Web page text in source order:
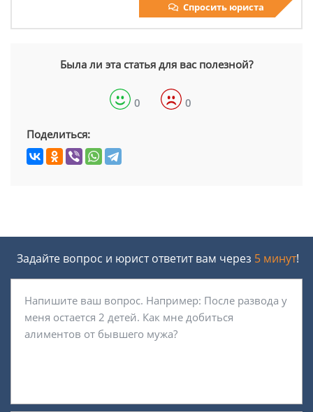
Спросить юриста
Была ли эта статья для вас полезной?
0 0
Поделиться:
Задайте вопрос и юрист ответит вам через 5 минут!